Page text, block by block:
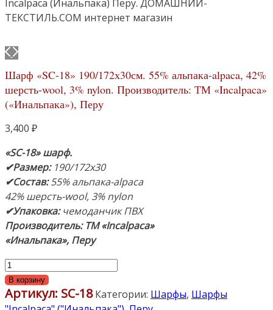
Шарф «SC-18» 190/172х30см. 55% альпака-alpaca, 42%
шерсть-wool, 3% nylon. Производитель: ТМ «Incalpaca»
(«Инальпака»), Перу
3,400 ₽
«SC-18» шарф.
✔Размер:190/172х30
✔Состав:55% альпака-alpaca
42% шерсть-wool, 3% nylon
✔Упаковка:чемоданчик ПВХ
Производитель: ТМ «Incalpaca»
«Инальпака», Перу
Количество
товара
Шарф
В корзину
Артикул: SC-18 Категории: Шарфы, Шарфы